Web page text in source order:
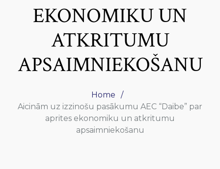
EKONOMIKU UN
ATKRITUMU
APSAIMNIEKOŠANU
Home
Aicinām uz izzinošu pasākumu AEC “Daibe” par
aprites ekonomiku un atkritumu
apsaimniekošanu